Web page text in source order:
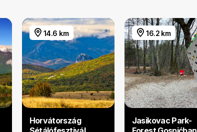
14.6 km
Horvátország
16.2 km
Jasikovac Park-